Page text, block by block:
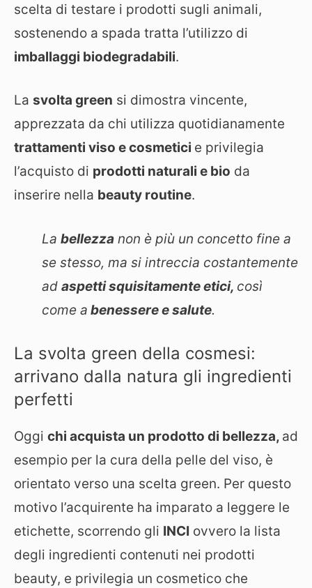
scelta di testare i prodotti sugli animali,
sostenendo a spada tratta l’utilizzo di
imballaggi biodegradabili.
La svolta green si dimostra vincente,
apprezzata da chi utilizza quotidianamente
trattamenti viso e cosmetici e privilegia
l’acquisto di prodotti naturali e bio da
inserire nella beauty routine.
La bellezza non è più un concetto fine a
se stesso, ma si intreccia costantemente
ad aspetti squisitamente etici, così
come a benessere e salute.
La svolta green della cosmesi:
arrivano dalla natura gli ingredienti
perfetti
Oggi chi acquista un prodotto di bellezza, ad
esempio per la cura della pelle del viso, è
orientato verso una scelta green. Per questo
motivo l’acquirente ha imparato a leggere le
etichette, scorrendo gli INCI ovvero la lista
degli ingredienti contenuti nei prodotti
beauty, e privilegia un cosmetico che